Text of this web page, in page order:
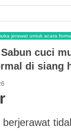
jerawat untuk acara
cuci
di siang